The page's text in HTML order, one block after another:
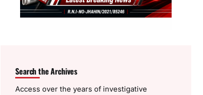
Search the Archives
Access over the years of investigative